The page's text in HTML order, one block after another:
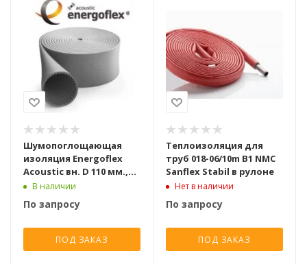
Шумопоглощающая
изоляция Energoflex
Acoustic вн. D 110 мм.,
длина 5 м.
В наличии
По запросу
ПОД ЗАКАЗ
Теплоизоляция для
труб 018-06/10m B1 NMC
Sanflex Stabil в рулоне
Нет в наличии
По запросу
ПОД ЗАКАЗ